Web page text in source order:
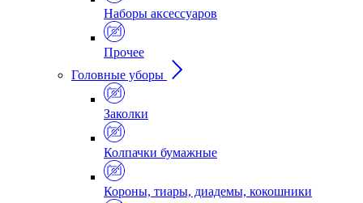
Наборы аксессуаров
Прочее
Головные уборы
Заколки
Колпачки бумажные
Короны, тиары, диадемы, кокошники